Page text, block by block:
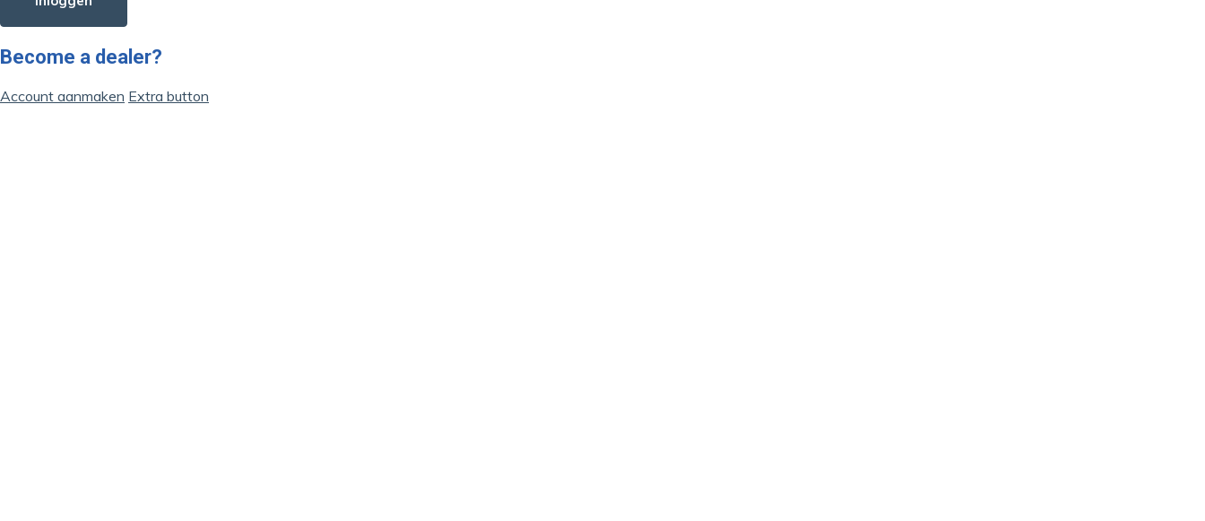
Become a dealer?
Account aanmaken Extra button